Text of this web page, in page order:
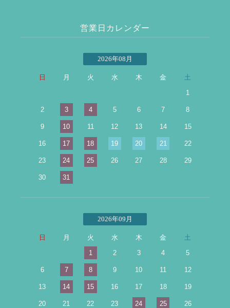
営業日カレンダー
2026年08月
日 月 火 水 木 金
土
1
2 3 4 5 6 7 8
9 10 11 12 13 14 15
16 17 18 19 20 21 22
23 24 25 26 27 28 29
30 31
2026年09月
日 月 火 水 木 金
土
1
2 3 4 5
6 7 8 9 10 11 12
13 14 15 16 17 18 19
20 21 22 23 24 25 26